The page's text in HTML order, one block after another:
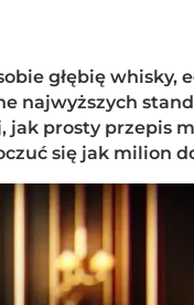
głębię whisky,
najwyższych
prosty przepis
się jak milion